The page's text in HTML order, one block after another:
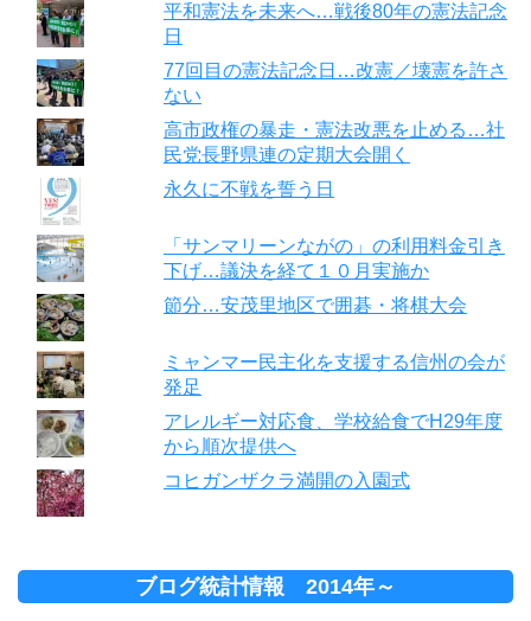
平和憲法を未来へ…戦後80年の憲法記念
日
77回目の憲法記念日…改憲／壊憲を許さ
ない
高市政権の暴走・憲法改悪を止める…社
民党長野県連の定期大会開く
永久に不戦を誓う日
「サンマリーンながの」の利用料金引き
下げ…議決を経て１０月実施か
節分…安茂里地区で囲碁・将棋大会
ミャンマー民主化を支援する信州の会が
発足
アレルギー対応食、学校給食でH29年度
から順次提供へ
コヒガンザクラ満開の入園式
ブログ統計情報 2014年～